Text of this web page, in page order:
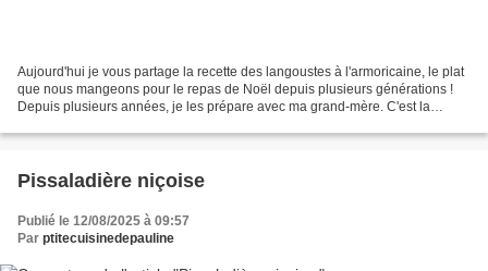
Aujourd'hui je vous partage la recette des langoustes à l'armoricaine, le plat
que nous mangeons pour le repas de Noël depuis plusieurs générations !
Depuis plusieurs années, je les prépare avec ma grand-mère. C'est la
Pissaladière niçoise
Publié le 12/08/2025 à 09:57
Par ptitecuisinedepauline